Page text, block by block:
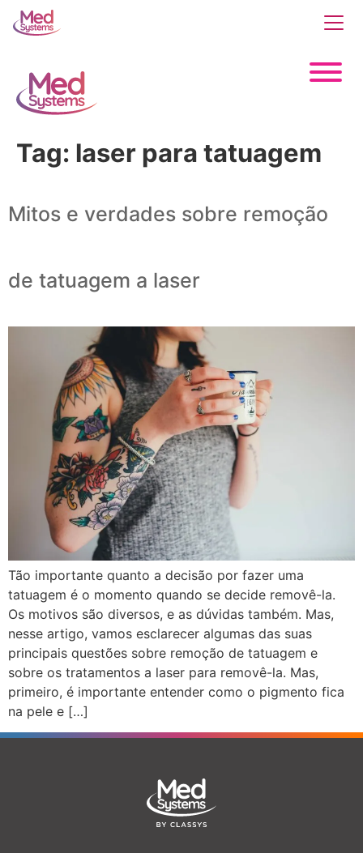
Tag: laser para tatuagem
Mitos e verdades sobre remoção
de tatuagem a laser
Tão importante quanto a decisão por fazer uma
tatuagem é o momento quando se decide removê-la.
Os motivos são diversos, e as dúvidas também. Mas,
nesse artigo, vamos esclarecer algumas das suas
principais questões sobre remoção de tatuagem e
sobre os tratamentos a laser para removê-la. Mas,
primeiro, é importante entender como o pigmento fica
na pele e […]